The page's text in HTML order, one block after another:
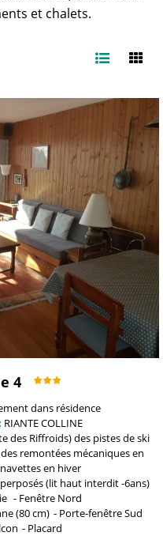
et chalets.
4
dans résidence
RIANTE COLLINE
des Riffroids)des pistes de ski
des remontées mécaniques en
en hiver
(lit haut interdit -6ans)
Fenêtre Nord
(80 cm) Porte-fenêtreSud
Placard